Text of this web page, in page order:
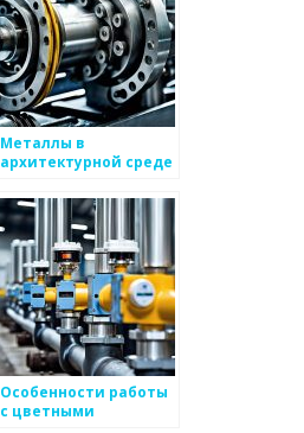
Металлы в
архитектурной среде
Особенности работы
с цветными